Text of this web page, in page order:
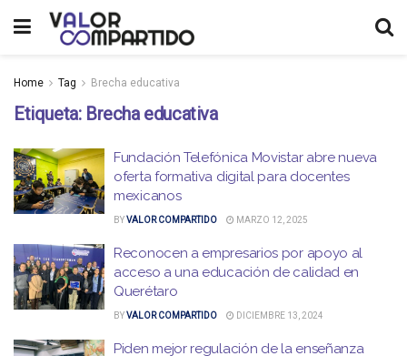
Home Tag Brecha educativa
Etiqueta: Brecha educativa
Fundación Telefónica Movistar abre nueva
oferta formativa digital para docentes
mexicanos
BYVALOR COMPARTIDO MARZO 12, 2025
Reconocen a empresarios por apoyo al
acceso a una educación de calidad en
Querétaro
BYVALOR COMPARTIDO DICIEMBRE 13, 2024
Piden mejor regulación de la enseñanza